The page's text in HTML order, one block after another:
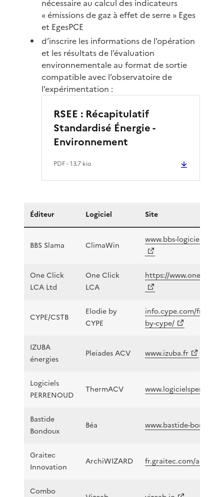
nécessaire au calcul des indicateurs
« émissions de gaz à effet de serre » Eges
et EgesPCE
d’inscrire les informations de l’opération
et les résultats de l’évaluation
environnementale au format de sortie
compatible avec l’observatoire de
l’expérimentation :
RSEE : Récapitulatif
Standardisé Énergie -
Environnement
PDF- 13.7 kio
Éditeur Logiciel Site
BBS Slama ClimaWin
www.bbs-
One Click
LCA Ltd
One Click
LCA
https://
CYPE/CSTB
Elodie by
CYPE
info.cype.com/fr/
by-cype/
IZUBA
énergies
Pleiades ACV www.izuba.fr
Logiciels
PERRENOUD
ThermACV
Bastide
Bondoux
Béa www.bastide-
Graitec
Innovation
ArchiWIZARD fr.graitec.com/
Combo